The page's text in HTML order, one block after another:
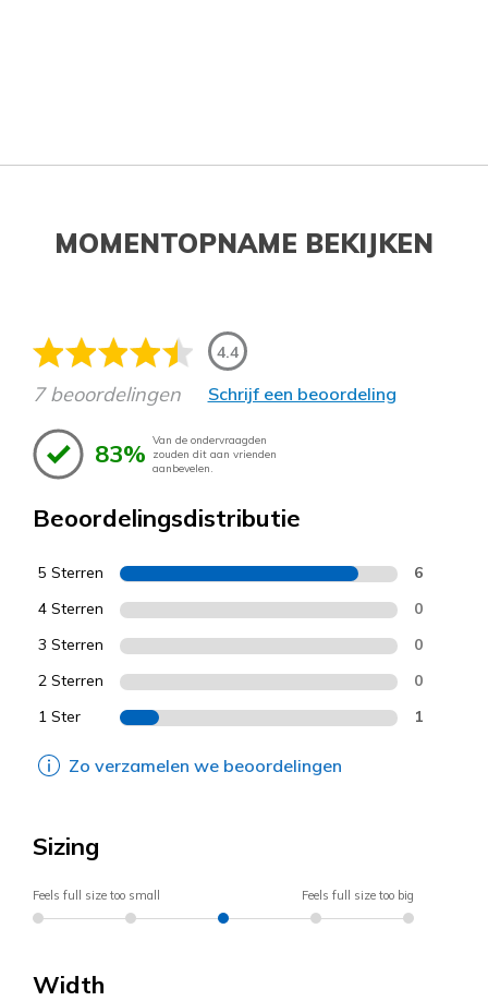
MOMENTOPNAME BEKIJKEN
4.4
7 beoordelingen Schrijf een beoordeling
83% Van de ondervraagden
zouden dit aan vrienden
aanbevelen.
Beoordelingsdistributie
5 Sterren 6
4 Sterren 0
3 Sterren 0
2 Sterren 0
1 Ster 1
Zo verzamelen we beoordelingen
Sizing
Feels full size too small Feels full size too big
Width